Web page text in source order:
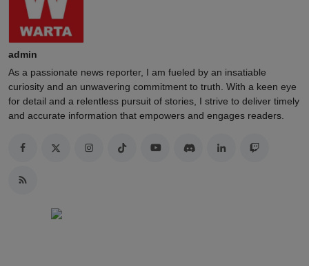
admin
As a passionate news reporter, I am fueled by an insatiable
curiosity and an unwavering commitment to truth. With a keen eye
for detail and a relentless pursuit of stories, I strive to deliver timely
and accurate information that empowers and engages readers.